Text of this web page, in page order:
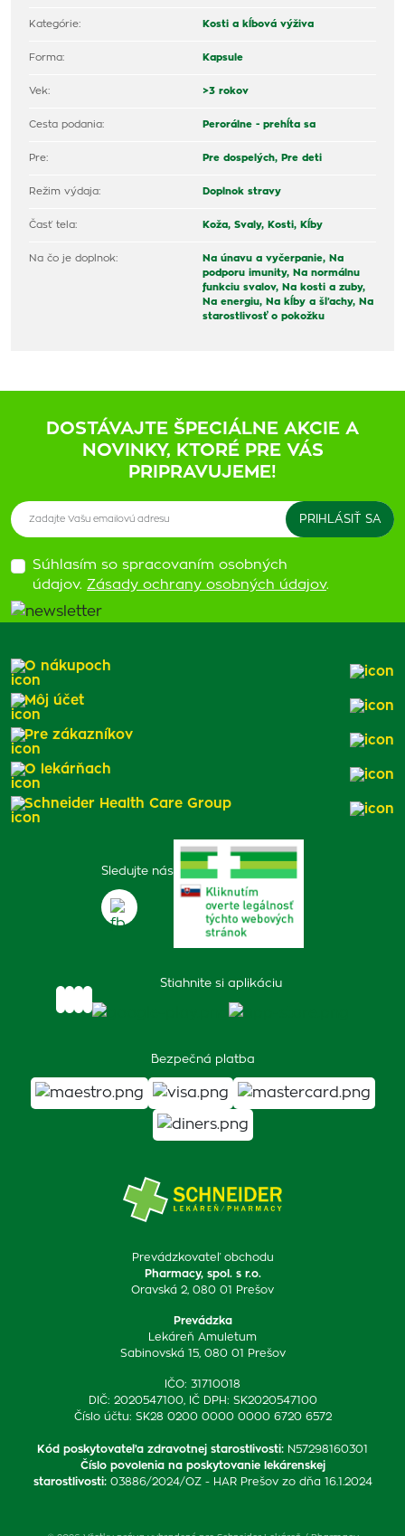
Kategórie: Kosti a kĺbová výživa
Forma: Kapsule
Vek: >3 rokov
Cesta podania: Perorálne - prehĺta sa
Pre: Pre dospelých, Pre deti
Režim výdaja: Doplnok stravy
Časť tela: Koža, Svaly, Kosti, Kĺby
Na čo je doplnok: Na únavu a vyčerpanie, Na
podporu imunity, Na normálnu
funkciu svalov, Na kosti a zuby,
Na energiu, Na kĺby a šľachy, Na
starostlivosť o pokožku
DOSTÁVAJTE ŠPECIÁLNE AKCIE A
NOVINKY, KTORÉ PRE VÁS
PRIPRAVUJEME!
Súhlasím so spracovaním osobných
údajov. Zásady ochrany osobných údajov.
Prevádzkovateľ obchodu
Pharmacy, spol. s r.o.
Oravská 2, 080 01 Prešov
Prevádzka
Lekáreň Amuletum
Sabinovská 15, 080 01 Prešov
IČO: 31710018
DIČ: 2020547100, IČ DPH: SK2020547100
Číslo účtu: SK28 0200 0000 0000 6720 6572
Kód poskytovateľa zdravotnej starostlivosti: N57298160301
Číslo povolenia na poskytovanie lekárenskej
starostlivosti: 03886/2024/OZ - HAR Prešov zo dňa 16.1.2024
Sledujte nás
Stiahnite si aplikáciu
Bezpečná platba
O nákupoch
Môj účet
Pre zákazníkov
O lekárňach
Schneider Health Care Group